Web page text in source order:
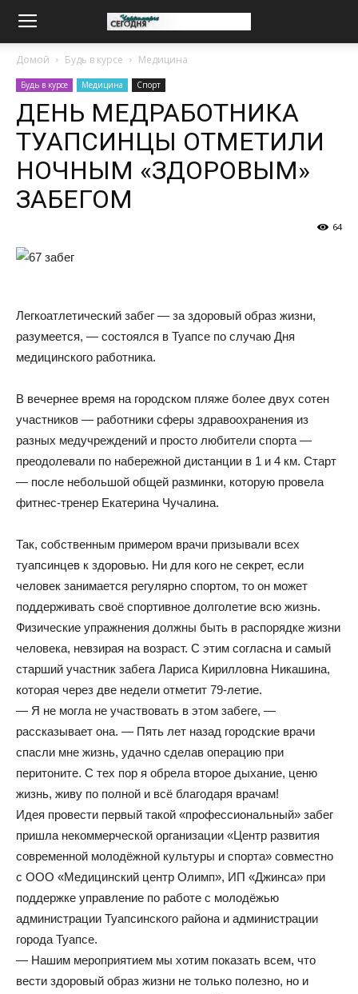
Домой Будь в курсе Медицина
Будь в курсе Медицина Спорт
ДЕНЬ МЕДРАБОТНИКА
ТУАПСИНЦЫ ОТМЕТИЛИ
НОЧНЫМ «ЗДОРОВЫМ»
ЗАБЕГОМ
64
Легкоатлетический забег — за здоровый образ жизни,
разумеется, — состоялся в Туапсе по случаю Дня
медицинского работника.
В вечернее время на городском пляже более двух сотен
участников — работники сферы здравоохранения из
разных медучреждений и просто любители спорта —
преодолевали по набережной дистанции в 1 и 4 км. Старт
— после небольшой общей разминки, которую провела
фитнес-тренер Екатерина Чучалина.
Так, собственным примером врачи призывали всех
туапсинцев к здоровью. Ни для кого не секрет, если
человек занимается регулярно спортом, то он может
поддерживать своё спортивное долголетие всю жизнь.
Физические упражнения должны быть в распорядке жизни
человека, невзирая на возраст. С этим согласна и самый
старший участник забега Лариса Кирилловна Никашина,
которая через две недели отметит 79-летие.
— Я не могла не участвовать в этом забеге, —
рассказывает она. — Пять лет назад городские врачи
спасли мне жизнь, удачно сделав операцию при
перитоните. С тех пор я обрела второе дыхание, ценю
жизнь, живу по полной и всё благодаря врачам!
Идея провести первый такой «профессиональный» забег
пришла некоммерческой организации «Центр развития
современной молодёжной культуры и спорта» совместно
с ООО «Медицинский центр Олимп», ИП «Джинса» при
поддержке управление по работе с молодёжью
администрации Туапсинского района и администрации
города Туапсе.
— Нашим мероприятием мы хотим показать всем, что
вести здоровый образ жизни не только полезно, но и